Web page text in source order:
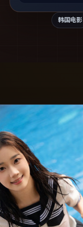
韩国电影